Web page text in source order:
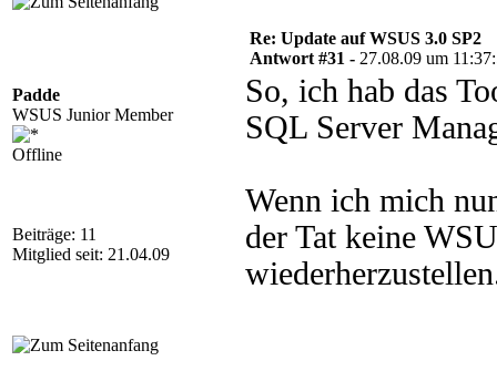
Padde
WSUS Junior Member
Offline
Beiträge: 11
Mitglied seit: 21.04.09
Re: Update auf WSUS 3.0 SP2
Antwort #31 - 27.08.09 um
So, ich hab das
SQL Server
Wenn ich mich
der Tat keine